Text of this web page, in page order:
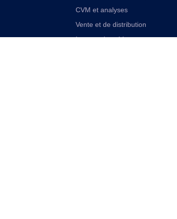
CVM et analyses
Vente et de distribution
Internet des objets